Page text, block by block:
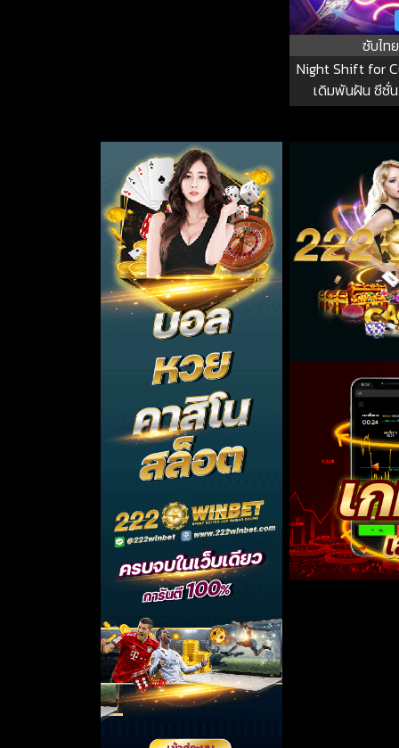
ซับไทย
Night Shift for
เดิมพันฝัน ซีซั่น